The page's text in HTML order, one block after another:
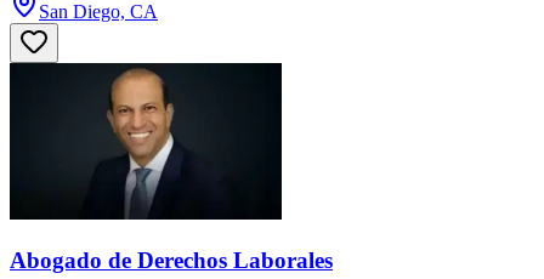
San Diego, CA
Abogado de Derechos Laborales